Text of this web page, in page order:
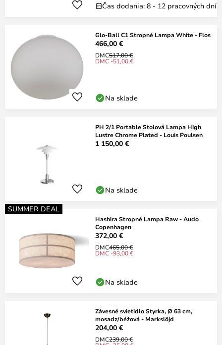
Čas dodania: 8 - 12 pracovných dní
Glo-Ball C1 Stropné Lampa White - Flos
466,00 €
DMC517,00 €
DMC -51,00 €
Na sklade
PH 2/1 Portable Stolová Lampa High
Lustre Chrome Plated - Louis Poulsen
1 150,00 €
Na sklade
SUMMER DEAL
Hashira Stropné Lampa Raw - Audo
Copenhagen
372,00 €
DMC465,00 €
DMC -93,00 €
Na sklade
Závesné svietidlo Styrka, Ø 63 cm,
mosadz/béžová - Markslöjd
204,00 €
DMC239,00 €